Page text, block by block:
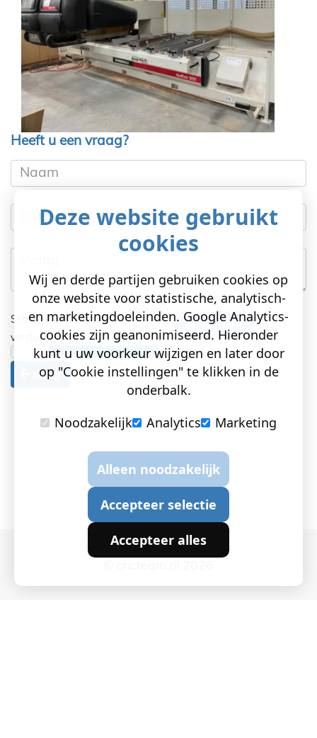
Heeft u een vraag?
Naam
Email
Schuif
om te kunnen
versturen!
Verstuur
terug
Deze website gebruikt
cookies
Wij en derde partijen gebruiken cookies op
onze website voor statistische, analytisch-
en marketingdoeleinden. Google Analytics-
cookies zijn geanonimiseerd. Hieronder
kunt u uw voorkeur wijzigen en later door
op "Cookie instellingen" te klikken in de
onderbalk.
Noodzakelijk
Analytics Marketing
Alleen noodzakelijk
Accepteer selectie
Accepteer alles